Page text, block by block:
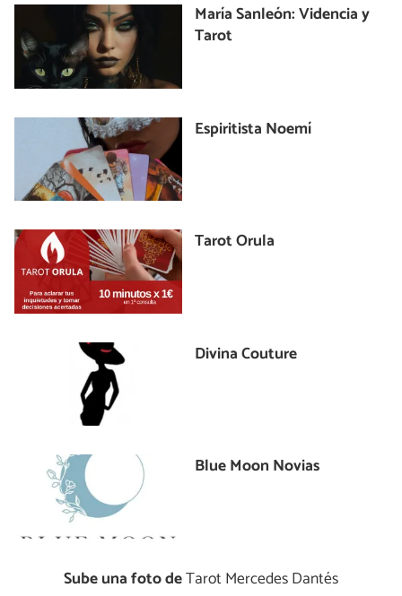
María Sanleón: Videncia y
Tarot
Espiritista Noemí
Tarot Orula
Divina Couture
Blue Moon Novias
Sube una foto deTarot Mercedes Dantés